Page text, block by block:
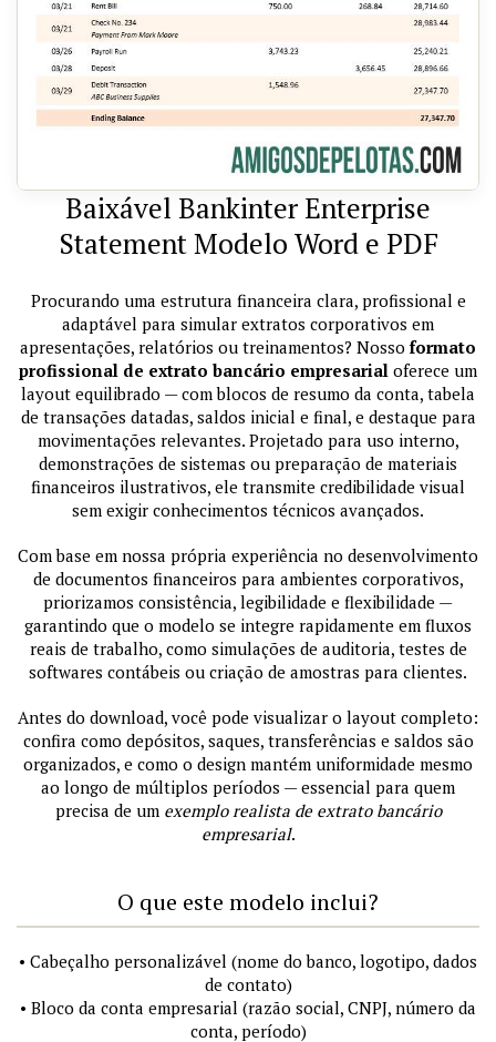
Baixável Bankinter Enterprise
Statement Modelo Word e PDF
Procurando uma estrutura financeira clara, profissional e
adaptável para simular extratos corporativos em
apresentações, relatórios ou treinamentos? Nosso formato
profissional de extrato bancário empresarial oferece um
layout equilibrado — com blocos de resumo da conta, tabela
de transações datadas, saldos inicial e final, e destaque para
movimentações relevantes. Projetado para uso interno,
demonstrações de sistemas ou preparação de materiais
financeiros ilustrativos, ele transmite credibilidade visual
sem exigir conhecimentos técnicos avançados.
Com base em nossa própria experiência no desenvolvimento
de documentos financeiros para ambientes corporativos,
priorizamos consistência, legibilidade e flexibilidade —
garantindo que o modelo se integre rapidamente em fluxos
reais de trabalho, como simulações de auditoria, testes de
softwares contábeis ou criação de amostras para clientes.
Antes do download, você pode visualizar o layout completo:
confira como depósitos, saques, transferências e saldos são
organizados, e como o design mantém uniformidade mesmo
ao longo de múltiplos períodos — essencial para quem
precisa de um exemplo realista de extrato bancário
empresarial.
O que este modelo inclui?
• Cabeçalho personalizável (nome do banco, logotipo, dados
de contato)
• Bloco da conta empresarial (razão social, CNPJ, número da
conta, período)